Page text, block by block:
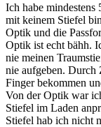
Ich habe mindestens
mit keinem Stiefel
Optik und die
Optik ist echt bähh.
nie meinen
nie aufgeben. Durch
Finger bekommen
Von der Optik war
Stiefel im Laden
Stiefel hab ich nicht